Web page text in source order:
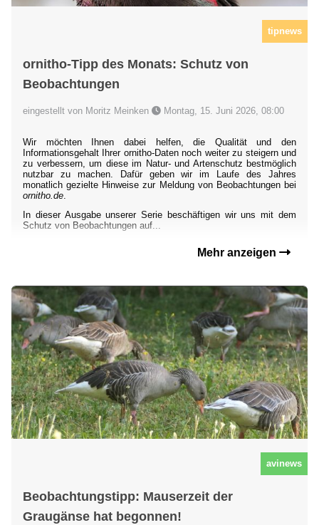
tipnews
ornitho-Tipp des Monats: Schutz von
Beobachtungen
eingestellt von Moritz Meinken Montag, 15. Juni 2026, 08:00
Wir möchten Ihnen dabei helfen, die Qualität und den
Informationsgehalt Ihrer ornitho-Daten noch weiter zu steigern und
zu verbessern, um diese im Natur- und Artenschutz bestmöglich
nutzbar zu machen. Dafür geben wir im Laufe des Jahres
monatlich gezielte Hinweise zur Meldung von Beobachtungen bei
ornitho.de
In dieser Ausgabe unserer Serie beschäftigen wir uns mit dem
Schutz von Beobachtungen auf...
Mehr anzeigen
avinews
Beobachtungstipp: Mauserzeit der
Graugänse hat begonnen!